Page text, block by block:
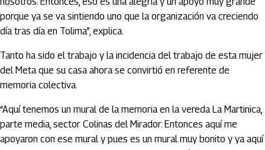
porque ya se va sintiendo uno que la organización va creciendo
día tras día en Tolima”, explica.
Tanto ha sido el trabajo y la incidencia del trabajo de esta mujer
del Meta que su casa ahora se convirtió en referente de
memoria colectiva.
“Aquí tenemos un mural de la memoria en la vereda La Martinica,
parte media, sector Colinas del Mirador. Entonces aquí me
apoyaron con ese mural y pues es un mural muy bonito y ya aquí